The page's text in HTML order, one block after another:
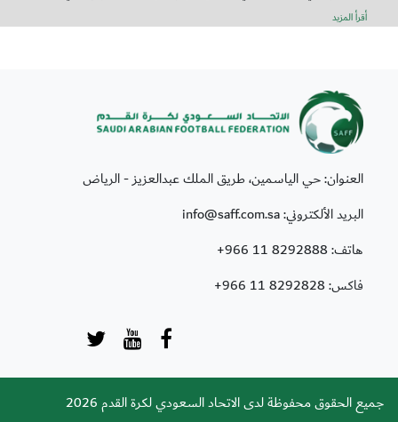
أقرأ المزيد
العنوان: حي الياسمين، طريق الملك عبدالعزيز - الرياض
البريد الألكتروني: info@saff.com.sa
هاتف:+966 11 8292888
فاكس:+966 11 8292828
جميع الحقوق محفوظة لدى الاتحاد السعودي لكرة القدم 2026